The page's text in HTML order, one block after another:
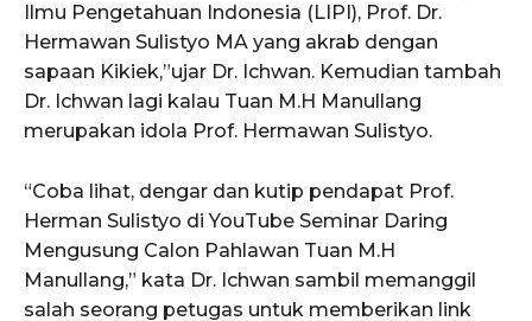
Ilmu Pengetahuan Indonesia (LIPI), Prof. Dr.
Hermawan Sulistyo MA yang akrab dengan
sapaan Kikiek,”ujar Dr. Ichwan. Kemudian tambah
Dr. Ichwan lagi kalau Tuan M.H Manullang
merupakan idola Prof. Hermawan Sulistyo.
“Coba lihat, dengar dan kutip pendapat Prof.
Herman Sulistyo di YouTube Seminar Daring
Mengusung Calon Pahlawan Tuan M.H
Manullang,” kata Dr. Ichwan sambil memanggil
salah seorang petugas untuk memberikan link